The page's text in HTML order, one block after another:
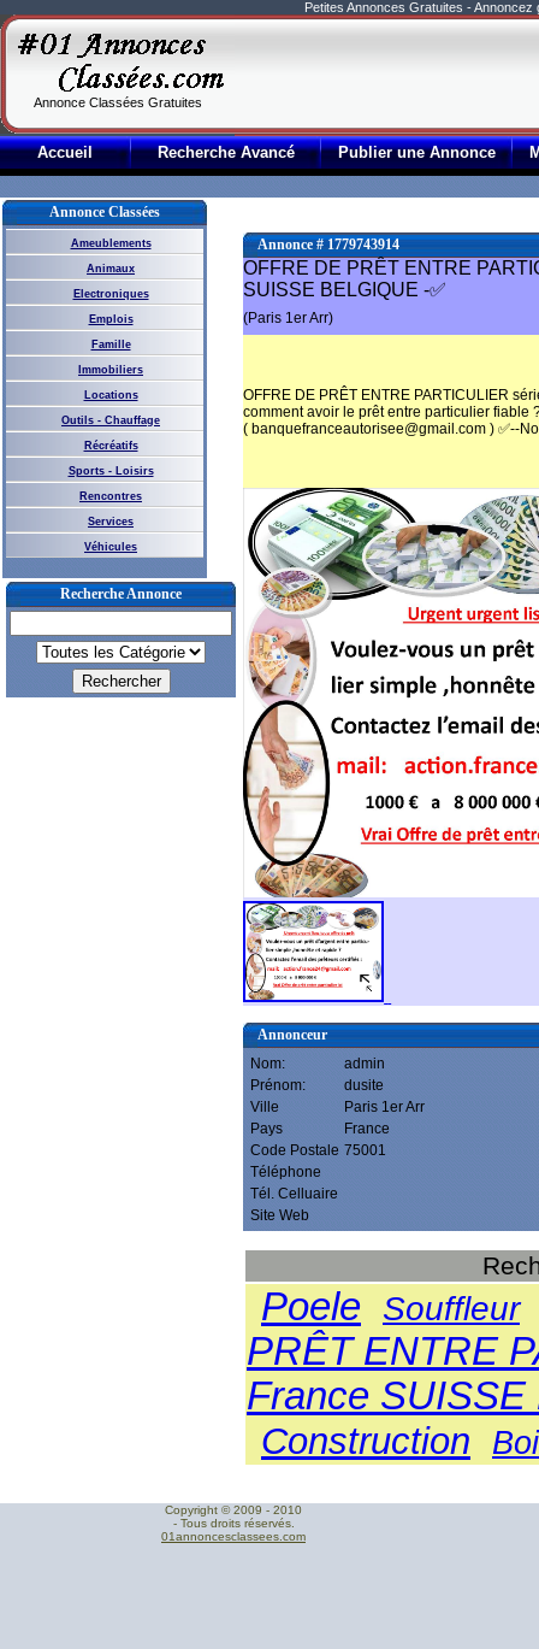
Petites Annonces Gratuites -
Annonce Classées Gratuites
Accueil Recherche Avancé Publier une Annonce
Annonce Classées
Ameublements
Animaux
Electroniques
Emplois
Famille
Immobiliers
Locations
Outils - Chauffage
Récréatifs
Sports - Loisirs
Rencontres
Services
Véhicules
Recherche Annonce
Annonce # 1779743914
OFFRE DE PRÊT ENTRE
SUISSE BELGIQUE -✅
(Paris 1er Arr)
OFFRE DE PRÊT ENTRE PARTICULIER
comment avoir le prêt entre particulier fiable
( banquefranceautorisee@gmail.com ) ✅--
Annonceur
Nom:
admin
Prénom:
dusite
Ville
Paris 1er Arr
Pays
France
Code Postale 75001
Téléphone
Tél. Celluaire
Site Web
Poele Souffleur
PRÊT ENTRE
France SUISSE
Construction
Copyright © 2009 - 2010
- Tous droits réservés.
01annoncesclassees.com